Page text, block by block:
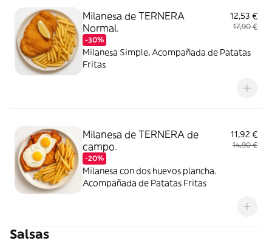
Milanesa de TERNERA
Normal.
-30%
12,53 €
17,90 €
Milanesa Simple, Acompañada de Patatas
Fritas
Milanesa de TERNERA de
campo.
-20%
11,92 €
14,90 €
Milanesa con dos huevos plancha.
Acompañada de Patatas Fritas
Salsas